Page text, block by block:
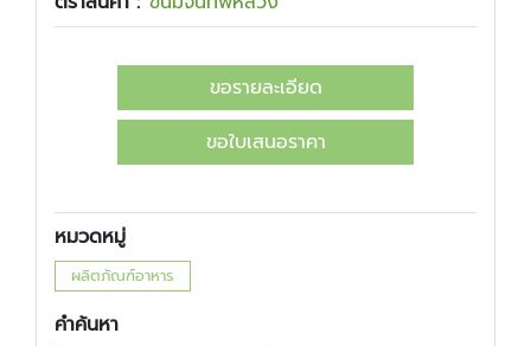
ขอรายละเอียด
ขอใบเสนอราคา
หมวดหมู่
ผลิตภัณฑ์อาหาร
คำค้นหา